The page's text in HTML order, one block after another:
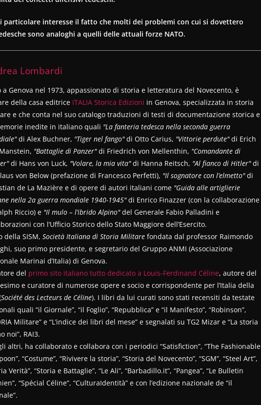
particolare interesse il fatto che molti dei problemi con cui si dovettero
sono analoghi a quelli delle attuali forze NATO.
Lombardi
a Genova nel 1973, appassionato di storia e letteratura del Novecento, è
della casa editrice ITALIA Storica Edizioni in Genova, specializzata in storia
e che conta nel suo catalogo traduzioni di testi di documentazione storica e
inedite in italiano quali "La fanteria tedesca nella seconda guerra
di Alex Buchner, "Tiger nel fango"di Otto Carius, "Vittorie perdute"di Erich
"Battaglie di Panzer"di Friedrich von Mellenthin, "Comandante di
di Hans von Luck, "Volare, la mia vita"di Hanna Reitsch, "Al fianco di Hitler"di
von Below (prefazione di Francesco Perfetti), "Il sognatore con l’elmetto"di
de La Mazière e di opere di autori italiani come "Guida alle artiglierie
nella 2a guerra mondiale 1940-1945"di Enrico Finazzer (con la collaborazione
Riccio) e "Il mulo – l’ibrido Alpino"del Generale Fabio Palladini e
con l’Ufficio Storico dello Stato Maggiore dell’Esercito.
della SISM, Società Italiana di Storia Militare fondata dal professor Raimondo
suo primo presidente, e segretario del Gruppo ANMI (Associazione
Marinai d’Italia) di Genova.
del primo sito italiano tutto dedicato a Louis-Ferdinand Céline, autore del
e curatore di numerose opere e socio e corrispondente per l’Italia della
Société des Lecteurs de Céline). I libri da lui curati sono stati recensiti da testate
quali “il Giornale”, “il Foglio”, “Repubblica” e “il Manifesto”, “Robinson”,
Militare” e “L’indice dei libri del mese” e segnalati su TG2 Mizar e “La storia
noi”, RAI3.
altri, ha collaborato e collabora con i periodici “Satisfiction”, “The Fashionable
“Costume”, “Rivivere la storia”, “Storia del Novecento”, “SGM”, “Steel Art”,
Verità”, “Storia e Battaglie”, “Le Ali”, “Barbadillo.it”, “Pangea”, “Le Bulletin
“Spécial Céline”, “CulturaIdentità” e con l’edizione nazionale de “il